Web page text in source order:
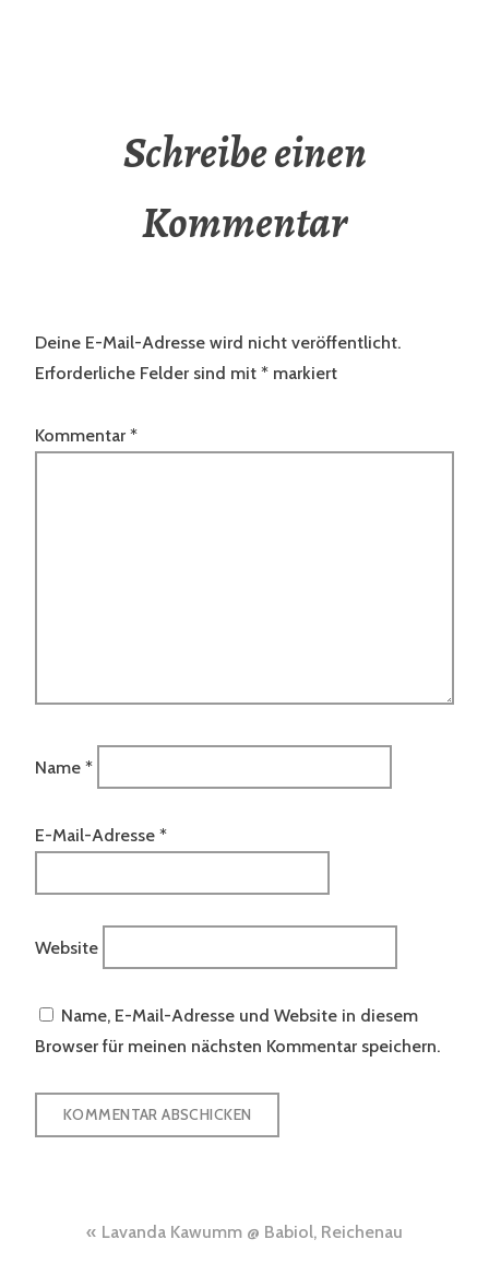
Schreibe einen
Kommentar
Deine E-Mail-Adresse wird nicht veröffentlicht.
Erforderliche Felder sind mit * markiert
Kommentar *
Name *
E-Mail-Adresse *
Website
Name, E-Mail-Adresse und Website in diesem
Browser für meinen nächsten Kommentar speichern.
Beitragsnavigation
Lavanda Kawumm @ Babiol, Reichenau